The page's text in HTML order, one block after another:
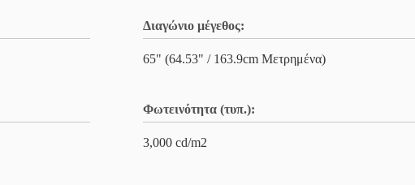
Διαγώνιο μέγεθος:
65" (64.53" / 163.9cm Μετρημένα)
Φωτεινότητα (τυπ.):
3,000 cd/m2